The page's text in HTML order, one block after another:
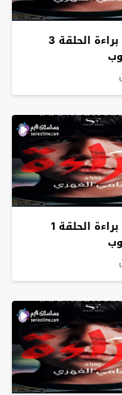
مسلسل براءة الحلقة 3
مسلسل براءة الحلقة 1